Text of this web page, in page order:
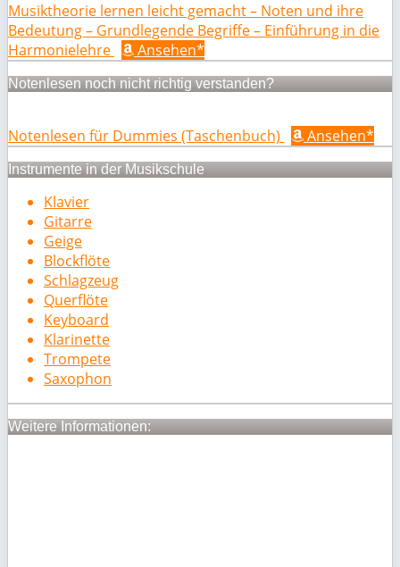
Musiktheorie lernen leicht gemacht – Noten und ihre
Bedeutung – Grundlegende Begriffe – Einführung in die
Harmonielehre
Ansehen*
Notenlesen noch nicht richtig verstanden?
Notenlesen für Dummies (Taschenbuch) Ansehen*
Instrumente in der Musikschule
Klavier
Gitarre
Geige
Blockflöte
Schlagzeug
Querflöte
Keyboard
Klarinette
Trompete
Saxophon
Weitere Informationen: